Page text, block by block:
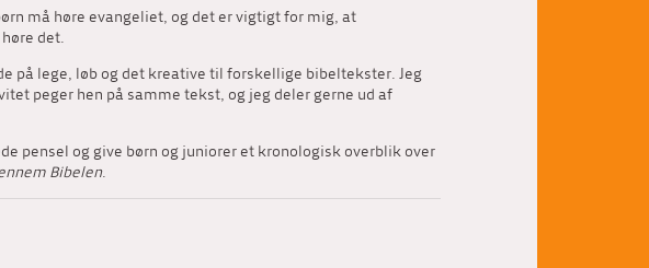
må høre evangeliet, og det er vigtigt for mig, at
det.
på lege, løb og det kreative til forskellige bibeltekster. Jeg
peger hen på samme tekst, og jeg deler gerne ud af
pensel og give børn og juniorer et kronologisk overblik over
Bibelen.